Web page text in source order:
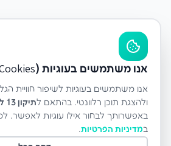
אנו משתמשים בעוגיות (Cookies)
אנו משתמשים בעוגיות לשיפור חוויית
ולהצגת תוכן רלוונטי. בהתאם לתיקון 13 לחוק הגנת הפרטיות
באפשרותך לבחור אילו עוגיות לאפשר.
במדיניות הפרטיות.